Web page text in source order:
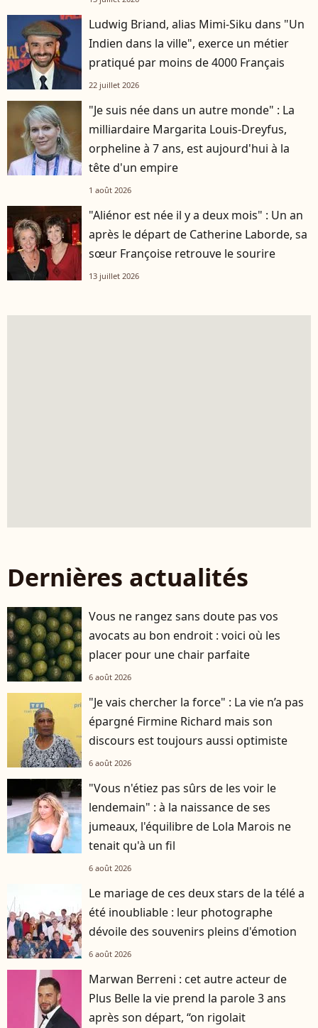
Ludwig Briand, alias Mimi-Siku dans "Un
Indien dans la ville", exerce un métier
pratiqué par moins de 4000 Français
22 juillet 2026
"Je suis née dans un autre monde" : La
milliardaire Margarita Louis-Dreyfus,
orpheline à 7 ans, est aujourd'hui à la
tête d'un empire
1 août 2026
"Aliénor est née il y a deux mois" : Un an
après le départ de Catherine Laborde, sa
sœur Françoise retrouve le sourire
13 juillet 2026
Dernières actualités
Vous ne rangez sans doute pas vos
avocats au bon endroit : voici où les
placer pour une chair parfaite
6 août 2026
"Je vais chercher la force" : La vie n’a pas
épargné Firmine Richard mais son
discours est toujours aussi optimiste
6 août 2026
"Vous n'étiez pas sûrs de les voir le
lendemain" : à la naissance de ses
jumeaux, l'équilibre de Lola Marois ne
tenait qu'à un fil
6 août 2026
Le mariage de ces deux stars de la télé a
été inoubliable : leur photographe
dévoile des souvenirs pleins d'émotion
6 août 2026
Marwan Berreni : cet autre acteur de
Plus Belle la vie prend la parole 3 ans
après son départ, “on rigolait